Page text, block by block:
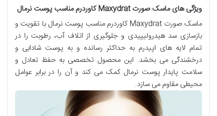
ویژگی های ماسک صورت Maxydrat کاوردرم مناسب پوست نرمال
ماسک صورت Maxydrat کاوردرم مناسب پوست نرمال با تقویت و
بازسازی سد هیدرولیپیدی و جلوگیری از اتلاف آب، رطوبت را در
تمام لایه های اپیدرم به حداکثر رسانده و به پوست شادابی و
درخشندگی می بخشد. این محصول تخصصی به حفظ تعادل و
سلامت پایدار پوست نرمال کمک می کند و آن را در برابر عوامل
محیطی مقاوم می سازد.